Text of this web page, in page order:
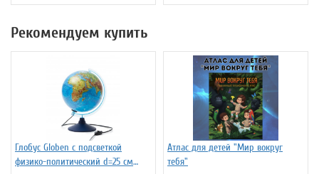
Рекомендуем купить
Глобус Globen с подсветкой
физико-политический d=25 см
Атлас для детей "Мир вокруг
тебя"